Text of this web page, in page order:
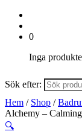
0
Inga
Sök efter:
Hem / Shop /
Alchemy –
🔍